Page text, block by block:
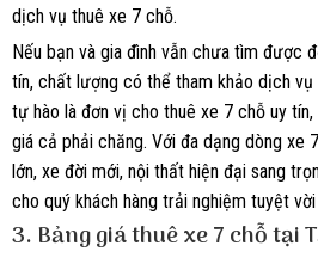
dịch vụ thuê xe 7 chỗ.
Nếu bạn và gia đình vẫn chưa tìm được
tín, chất lượng có thể tham khảo dịch vụ
tự hào là đơn vị cho thuê xe 7 chỗ uy
giá cả phải chăng. Với đa dạng dòng xe
lớn, xe đời mới, nội thất hiện đại sang
cho quý khách hàng trải nghiệm tuyệt
3. Bảng giá thuê xe 7 chỗ tại